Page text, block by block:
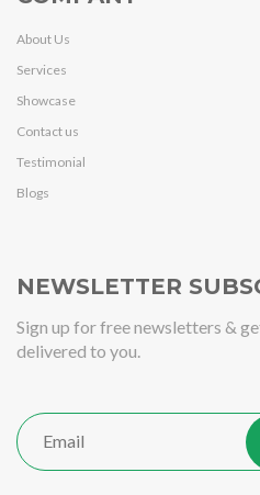
About Us
Services
Showcase
Contact us
Testimonial
Blogs
NEWSLETTER
Sign up for free newsletters &
delivered to you.